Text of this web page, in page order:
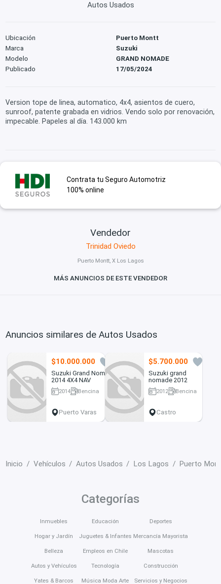
Autos Usados
Ubicación
Puerto Montt
Marca
Suzuki
Modelo
GRAND NOMADE
Publicado
17/05/2024
Version tope de linea, automatico, 4x4, asientos de cuero,
sunroof, patente grabada en vidrios. Vendo solo por renovación,
impecable. Papeles al día. 143.000 km
Contrata tu Seguro Automotriz
100% online
Vendedor
Trinidad Oviedo
Puerto Montt, X Los Lagos
MÁS ANUNCIOS DE ESTE VENDEDOR
Anuncios similares de Autos Usados
$10.000.000
14
Suzuki Grand Nomade
2014 4X4 NAV
2014
Bencina
Puerto Varas
$5.700.000
Suzuki grand
nomade 2012
2012
Bencina
Castro
Inicio Vehículos Autos Usados Los Lagos Puerto
Categorías
Inmuebles
Hogar y Jardín
Belleza
Autos y Vehículos
Yates & Barcos
Educación
Juguetes & Infantes
Empleos en Chile
Tecnología
Música Moda Arte
Deportes
Mercancía Mayorista
Mascotas
Construcción
Servicios y Negocios